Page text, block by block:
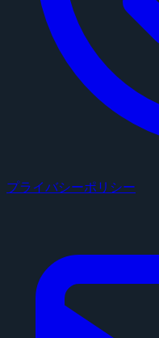
プライバシーポリシー